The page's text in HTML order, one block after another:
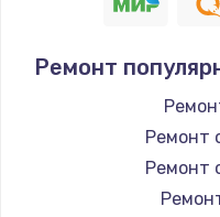
Ремонт
Ремонт
Ремонт